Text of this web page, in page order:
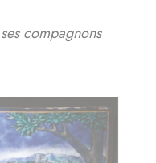
compagnons